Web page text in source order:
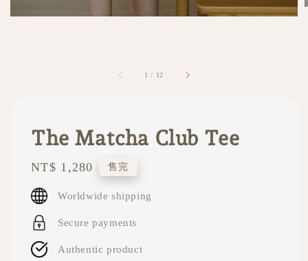
1 / 12
The Matcha Club Tee
Regular
price
NT$ 1,280 售完
Worldwide shipping
Secure payments
Authentic product